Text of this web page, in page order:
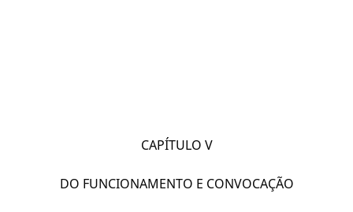
CAPÍTULO V
DO FUNCIONAMENTO E CONVOCAÇÃO